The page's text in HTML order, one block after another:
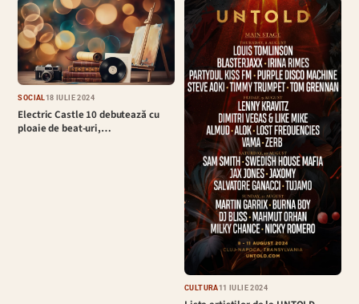
SOCIAL 18 IULIE 2024
Electric Castle 10 debutează cu
ploaie de beat-uri,…
CULTURĂ11 IULIE 2024